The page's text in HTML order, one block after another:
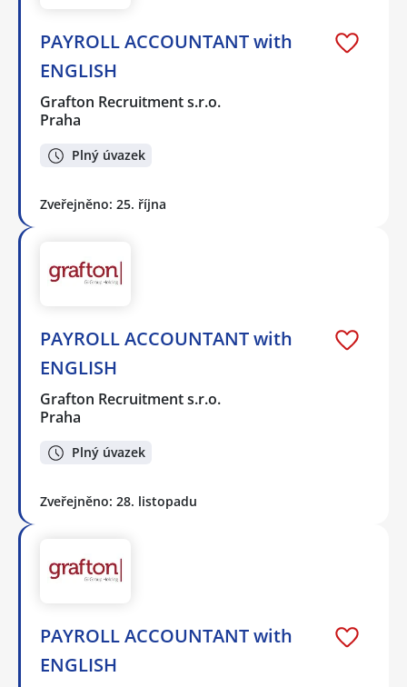
PAYROLL ACCOUNTANT with
ENGLISH
Grafton Recruitment s.r.o.
Praha
Plný úvazek
Zveřejněno: 25. října
PAYROLL ACCOUNTANT with
ENGLISH
Grafton Recruitment s.r.o.
Praha
Plný úvazek
Zveřejněno: 28. listopadu
PAYROLL ACCOUNTANT with
ENGLISH